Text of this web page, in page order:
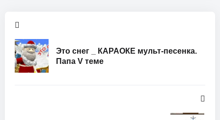
Это снег _ КАРАОКЕ мульт-песенка.
Папа V теме